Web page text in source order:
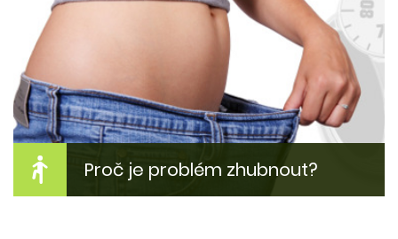
Pití čísté vody může být pro něho problém. Proč?
Kolik toho vypít? A jak to změnit?
Více zde...
Proč je problém zhubnout?